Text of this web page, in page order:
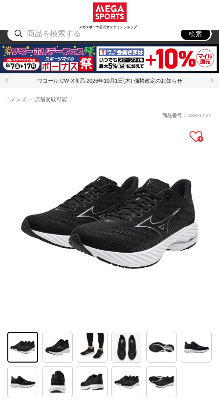
メガスポーツ公式オンラインショップ
アウトドア
検索
ワコール CW-X商品 2026年10月1日(木) 価格改定のお知らせ
メンズ 店舗受取可能
商品番号： 83396929